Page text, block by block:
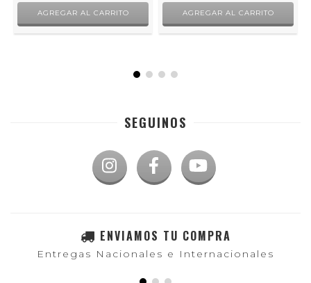
SEGUINOS
ENVIAMOS TU COMPRA
Entregas Nacionales e Internacionales